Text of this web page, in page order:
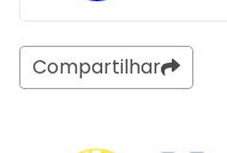
Compartilhar